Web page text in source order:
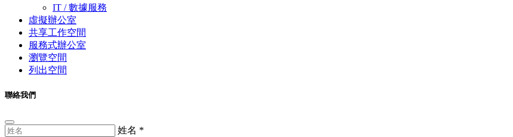
IT / 數據服務
虛擬辦公室
共享工作空間
服務式辦公室
瀏覽空間
列出空間
聯絡我們
姓名 *